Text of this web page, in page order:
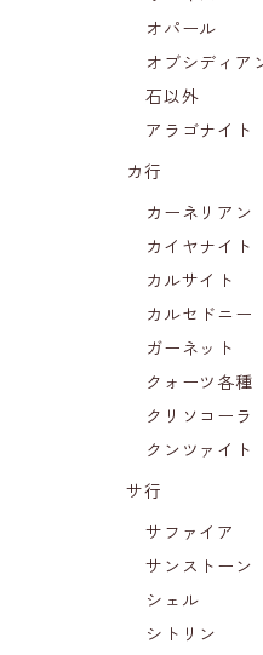
オパール
オブシディア
石以外
アラゴナイト
カ行
カーネリアン
カイヤナイト
カルサイト
カルセドニー
ガーネット
クォーツ各種
クリソコーラ
クンツァイト
サ行
サファイア
サンストーン
シェル
シトリン